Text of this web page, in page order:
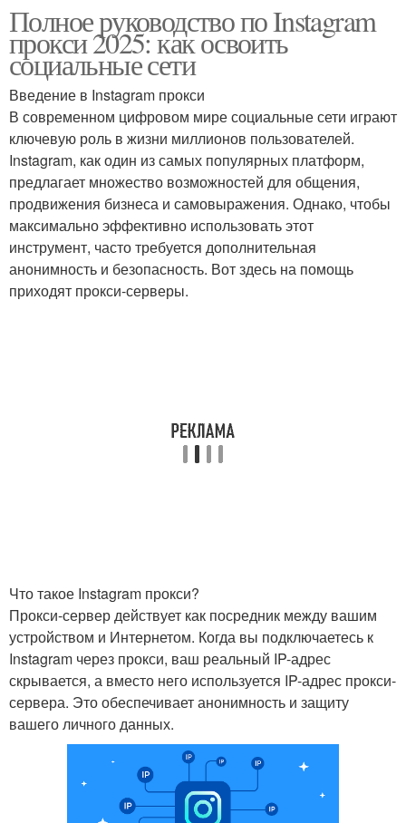
скраппинга
Полное руководство по Instagram
прокси 2025: как освоить
социальные сети
Введение в Instagram прокси
В современном цифровом мире социальные сети играют
ключевую роль в жизни миллионов пользователей.
Instagram, как один из самых популярных платформ,
предлагает множество возможностей для общения,
продвижения бизнеса и самовыражения. Однако, чтобы
максимально эффективно использовать этот
инструмент, часто требуется дополнительная
анонимность и безопасность. Вот здесь на помощь
приходят прокси-серверы.
Что такое Instagram прокси?
Прокси-сервер действует как посредник между вашим
устройством и Интернетом. Когда вы подключаетесь к
Instagram через прокси, ваш реальный IP-адрес
скрывается, а вместо него используется IP-адрес прокси-
сервера. Это обеспечивает анонимность и защиту
вашего личного данных.